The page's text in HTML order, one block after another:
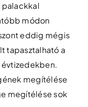
palackkal
módon
eddig mégis
tapasztalható a
évtizedekben.
megítélése
megítélése sok